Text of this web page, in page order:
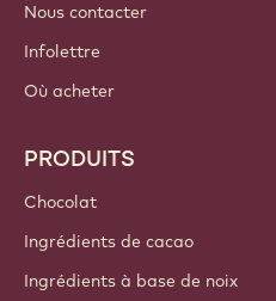
Nous contacter
Infolettre
Où acheter
PRODUITS
Chocolat
Ingrédients de cacao
Ingrédients à base de noix